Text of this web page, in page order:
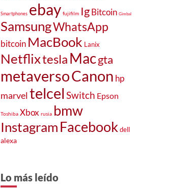
Smartphones ebay fujifilm IgBitcoin Gimbal
SamsungWhatsApp
bitcoin MacBook Lanix
Netflixtesla Macgta
metaversoCanon hp
marveltelcel Switch Epson
Toshiba Xbox rusia bmw
InstagramFacebook dell
alexa
Lo más leído